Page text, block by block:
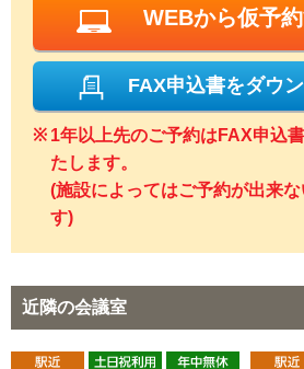
WEBから仮予
FAX申込書をダウ
1年以上先のご予約はFAX申込
たします。
(施設によってはご予約が出来
す)
近隣の会議室